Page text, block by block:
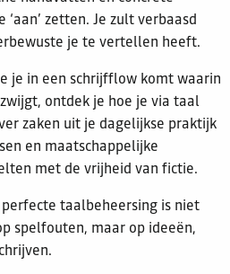
zetten. Je zult verbaasd
je te vertellen heeft.
je in een schrijfflow komt waarin
ontdek je hoe je via taal
zaken uit je dagelijkse praktijk
en maatschappelijke
met de vrijheid van fictie.
taalbeheersing is niet
spelfouten, maar op ideeën,